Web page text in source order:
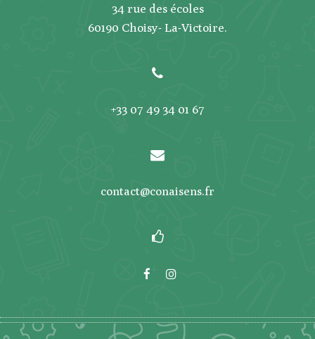
34 rue des écoles
60190 Choisy- La-Victoire.
+33 07 49 34 01 67
contact@conaisens.fr